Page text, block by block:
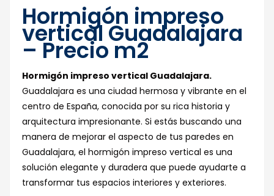
Hormigón impreso
vertical Guadalajara
– Precio m2
Hormigón impreso vertical Guadalajara.
Guadalajara es una ciudad hermosa y vibrante en el
centro de España, conocida por su rica historia y
arquitectura impresionante. Si estás buscando una
manera de mejorar el aspecto de tus paredes en
Guadalajara, el hormigón impreso vertical es una
solución elegante y duradera que puede ayudarte a
transformar tus espacios interiores y exteriores.